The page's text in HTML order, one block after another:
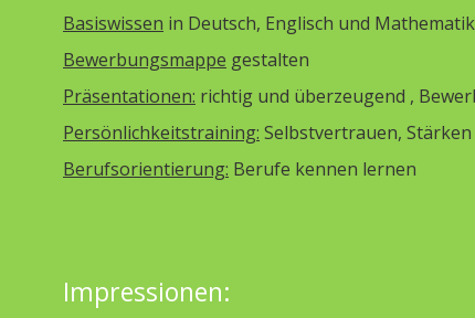
Basiswissen in Deutsch, Englisch und
Bewerbungsmappe gestalten
Präsentationen: richtig und überzeugend ,
Persönlichkeitstraining: Selbstvertrauen,
Berufsorientierung: Berufe kennen lernen
Impressionen: